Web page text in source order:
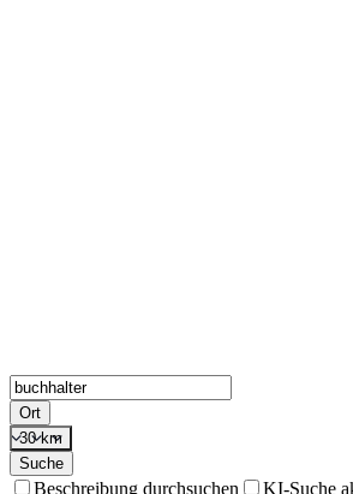
Ort
30 km
Suche
Beschreibung durchsuchen KI-Suche